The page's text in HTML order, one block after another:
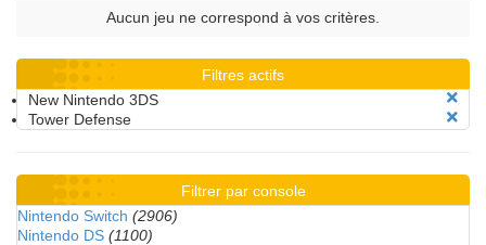
Aucun jeu ne correspond à vos critères.
Filtres actifs
New Nintendo 3DS
Tower Defense
Filtrer par console
Nintendo Switch (2906)
Nintendo DS (1100)